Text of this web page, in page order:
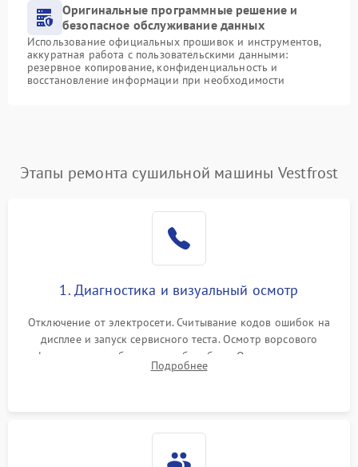
Оригинальные программные решение и
безопасное обслуживание данных
Использование официальных прошивок и инструментов,
аккуратная работа с пользовательскими данными:
резервное копирование, конфиденциальность и
восстановление информации при необходимости
Этапы ремонта сушильной машины Vestfrost
1. Диагностика и визуальный осмотр
Отключение от электросети. Считывание кодов ошибок на
дисплее и запуск сервисного теста. Осмотр ворсового
фильтра, теплообменника и барабана. Опрос клиента о
неисправностях (не сушит, не крутит барабан, сильно шумит
Подробнее